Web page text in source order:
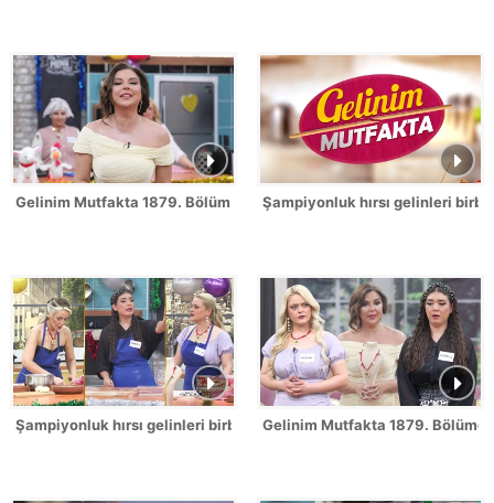
Gelinim Mutfakta 1879. Bölüm / 2 Temmuz 2026Şampiyonluk hırsı gelinleri
Şampiyonluk hırsı gelinleri birbirine düşürdü!Gelinim Mutfakta 1879.